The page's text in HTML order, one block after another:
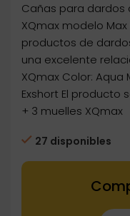
Cañas para
XQmax modelo
productos de
una excelente
XQmax Color: Aqua
Exshort El producto
+ 3 muelles XQmax
27 disponibles